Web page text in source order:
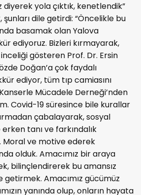
diyerek yola çıktık, kenetlendik”
dile getirdi: “Öncelikle bu
basamak olan Yalova
ediyoruz. Bizleri kırmayarak,
gösteren Prof. Dr. Ersin
Doğan’a çok faydalı
ediyor, tüm tıp camiasını
Mücadele Derneği’nden
Covid-19 süresince bile kurallar
çabalayarak, sosyal
tanı ve farkındalık
Moral ve motive ederek
olduk. Amacımız bir araya
bilinçlendirerek bu amansız
getirmek. Amacımız gücümüz
yanında olup, onların hayata